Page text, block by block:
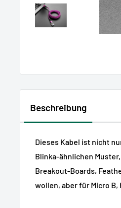
Beschreibung
Dieses Kabel ist nicht
Blinka-ähnlichen
Breakout-Boards,
wollen, aber für Micro B,